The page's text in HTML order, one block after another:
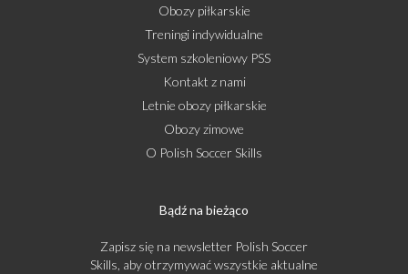
Obozy piłkarskie
Treningi indywidualne
System szkoleniowy PSS
Kontakt z nami
Letnie obozy piłkarskie
Obozy zimowe
O Polish Soccer Skills
Bądź na bieżąco
Zapisz się na newsletter Polish Soccer
Skills, aby otrzymywać wszystkie aktualne